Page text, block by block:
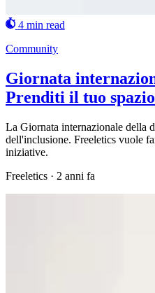
4 min read
Community
Giornata
Prenditi il tuo spazio
La Giornata internazionale della
dell'inclusione. Freeletics vuole
iniziative.
Freeletics · 2 anni fa